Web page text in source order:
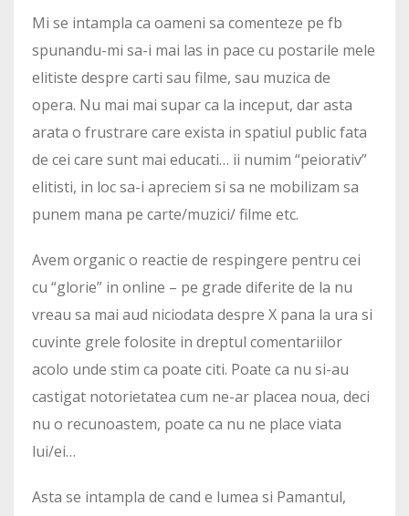
Mi se intampla ca oameni sa comenteze pe fb
spunandu-mi sa-i mai las in pace cu postarile mele
elitiste despre carti sau filme, sau muzica de
opera. Nu mai mai supar ca la inceput, dar asta
arata o frustrare care exista in spatiul public fata
de cei care sunt mai educati… ii numim “peiorativ”
elitisti, in loc sa-i apreciem si sa ne mobilizam sa
punem mana pe carte/muzici/ filme etc.
Avem organic o reactie de respingere pentru cei
cu “glorie” in online – pe grade diferite de la nu
vreau sa mai aud niciodata despre X pana la ura si
cuvinte grele folosite in dreptul comentariilor
acolo unde stim ca poate citi. Poate ca nu si-au
castigat notorietatea cum ne-ar placea noua, deci
nu o recunoastem, poate ca nu ne place viata
lui/ei…
Asta se intampla de cand e lumea si Pamantul,